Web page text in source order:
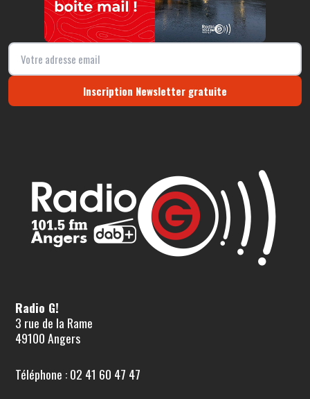
Inscription Newsletter gratuite
Radio G!
3 rue de la Rame
49100 Angers
Téléphone : 02 41 60 47 47